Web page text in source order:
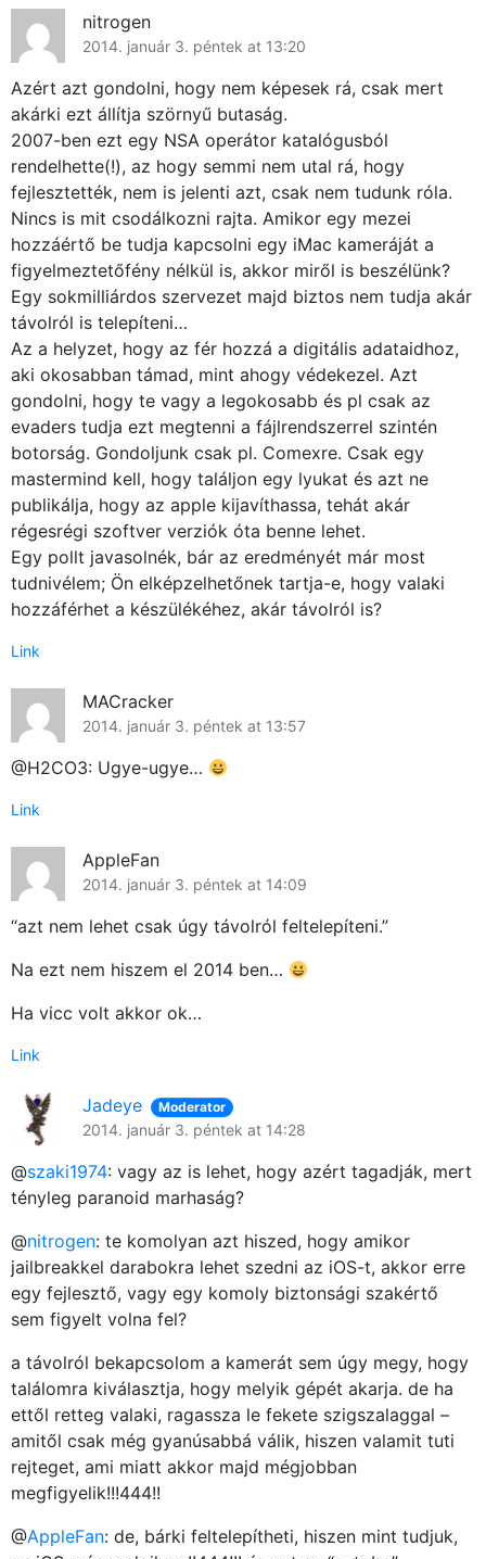
nitrogen
2014. január 3. péntek at 13:20
Azért azt gondolni, hogy nem képesek rá, csak mert
akárki ezt állítja szörnyű butaság.
2007-ben ezt egy NSA operátor katalógusból
rendelhette(!), az hogy semmi nem utal rá, hogy
fejlesztették, nem is jelenti azt, csak nem tudunk róla.
Nincs is mit csodálkozni rajta. Amikor egy mezei
hozzáértő be tudja kapcsolni egy iMac kameráját a
figyelmeztetőfény nélkül is, akkor miről is beszélünk?
Egy sokmilliárdos szervezet majd biztos nem tudja akár
távolról is telepíteni…
Az a helyzet, hogy az fér hozzá a digitális adataidhoz,
aki okosabban támad, mint ahogy védekezel. Azt
gondolni, hogy te vagy a legokosabb és pl csak az
evaders tudja ezt megtenni a fájlrendszerrel szintén
botorság. Gondoljunk csak pl. Comexre. Csak egy
mastermind kell, hogy találjon egy lyukat és azt ne
publikálja, hogy az apple kijavíthassa, tehát akár
régesrégi szoftver verziók óta benne lehet.
Egy pollt javasolnék, bár az eredményét már most
tudnivélem; Ön elképzelhetőnek tartja-e, hogy valaki
hozzáférhet a készülékéhez, akár távolról is?
Link
MACracker
2014. január 3. péntek at 13:57
@H2CO3: Ugye-ugye…
Link
AppleFan
2014. január 3. péntek at 14:09
“azt nem lehet csak úgy távolról feltelepíteni.”
Na ezt nem hiszem el 2014 ben…
Ha vicc volt akkor ok…
Link
Jadeye Moderator
2014. január 3. péntek at 14:28
@szaki1974: vagy az is lehet, hogy azért tagadják, mert
tényleg paranoid marhaság?
@nitrogen: te komolyan azt hiszed, hogy amikor
jailbreakkel darabokra lehet szedni az iOS-t, akkor erre
egy fejlesztő, vagy egy komoly biztonsági szakértő
sem figyelt volna fel?
a távolról bekapcsolom a kamerát sem úgy megy, hogy
találomra kiválasztja, hogy melyik gépét akarja. de ha
ettől retteg valaki, ragassza le fekete szigszalaggal –
amitől csak még gyanúsabbá válik, hiszen valamit tuti
rejteget, ami miatt akkor majd mégjobban
megfigyelik!!!444!!
@AppleFan: de, bárki feltelepítheti, hiszen mint tudjuk,